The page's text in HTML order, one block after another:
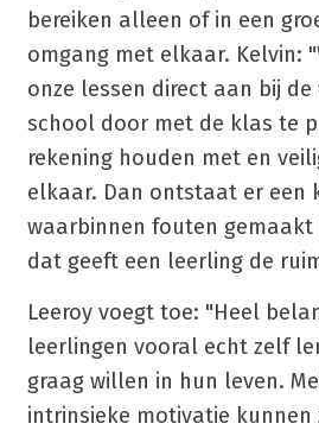
bereiken alleen of in een
omgang met elkaar. Kelvin:
onze lessen direct aan bij
school door met de klas te
rekening houden met en
elkaar. Dan ontstaat er een
waarbinnen fouten gemaakt
dat geeft een leerling de
Leeroy voegt toe: "Heel
leerlingen vooral echt zelf
graag willen in hun leven.
intrinsieke motivatie kunnen